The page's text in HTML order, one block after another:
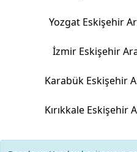
Yozgat Eskişehir
İzmir Eskişehir
Karabük Eskişehir
Kırıkkale Eskişehir